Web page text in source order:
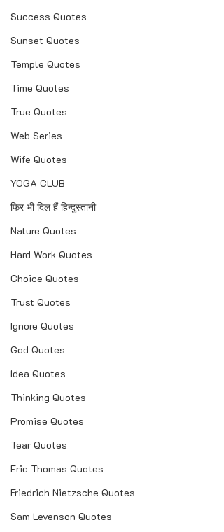
Success Quotes
Sunset Quotes
Temple Quotes
Time Quotes
True Quotes
Web Series
Wife Quotes
YOGA CLUB
फिर भी दिल हैं हिन्दुस्तानी
Nature Quotes
Hard Work Quotes
Choice Quotes
Trust Quotes
Ignore Quotes
God Quotes
Idea Quotes
Thinking Quotes
Promise Quotes
Tear Quotes
Eric Thomas Quotes
Friedrich Nietzsche Quotes
Sam Levenson Quotes